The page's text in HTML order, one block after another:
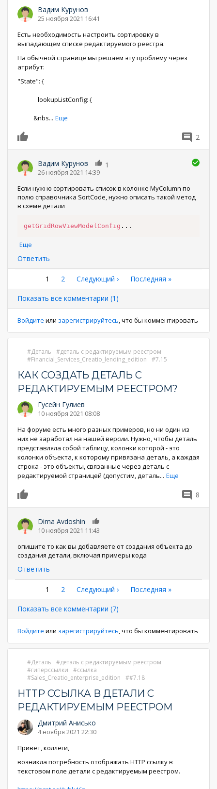
Вадим Курунов
25 ноября 2021 16:41
Есть необходимость настроить сортировку в
выпадающем списке редактируемого реестра.
На обычной странице мы решаем эту проблему через
атрибут:
"State": {
lookupListConfig: {
&nbs... Еще
2
Вадим Курунов
26 ноября 2021 14:39
1
Если нужно сортировать список в колонке MyColumn по
полю справочника SortCode, нужно описать такой метод
в схеме детали
getGridRowViewModelConfig ...
Еще
Ответить
Нумерация
страниц
Текущая
1 Страница
2
Следующая
Следующий ›
Последняя
Последняя »
Показать все комментарии (1)
Войдите или зарегистрируйтесь , что бы комментировать
Деталь
деталь с редактируемым реестром
Financial_Services_Creatio_lending_edition
7.15
КАК СОЗДАТЬ ДЕТАЛЬ С
РЕДАКТИРУЕМЫМ РЕЕСТРОМ?
Гусейн Гулиев
10 ноября 2021 08:08
На форуме есть много разных примеров, но ни один из
них не заработал на нашей версии. Нужно, чтобы деталь
представляла собой таблицу, колонки которой - это
колонки объекта, к которому привязана деталь, а каждая
строка - это объекты, связанные через деталь с
редактируемой страницей (допустим, деталь... Еще
8
Dima Avdoshin
10 ноября 2021 11:43
опишите то как вы добавляете от создания объекта до
создания детали, включая примеры кода
Ответить
Нумерация
страниц
Текущая
1 Страница
2
Следующая
Следующий ›
Последняя
Последняя »
Показать все комментарии (7)
Войдите или зарегистрируйтесь , что бы комментировать
Деталь
деталь с редактируемым реестром
гиперссылки
ссылка
Sales_Creatio_enterprise_edition
#7.18
HTTP ССЫЛКА В ДЕТАЛИ С
РЕДАКТИРУЕМЫМ РЕЕСТРОМ
Дмитрий Анисько
4 ноября 2021 22:30
Привет, коллеги,
возникла потребность отображать HTTP ссылку в
текстовом поле детали с редактируемым реестром.